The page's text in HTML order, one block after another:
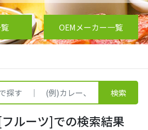
OEMメーカー一覧
検索
ルーツ]での検索結果